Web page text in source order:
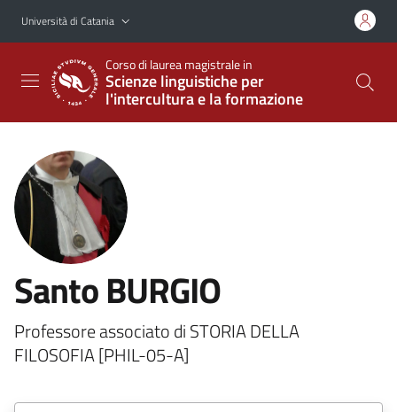
Vai al contenuto principale
Vai al menu di navigazione
Università di Catania
Corso di laurea magistrale in
Scienze linguistiche per
l'intercultura e la formazione
Santo BURGIO
Professore associato di STORIA DELLA
FILOSOFIA [PHIL-05-A]